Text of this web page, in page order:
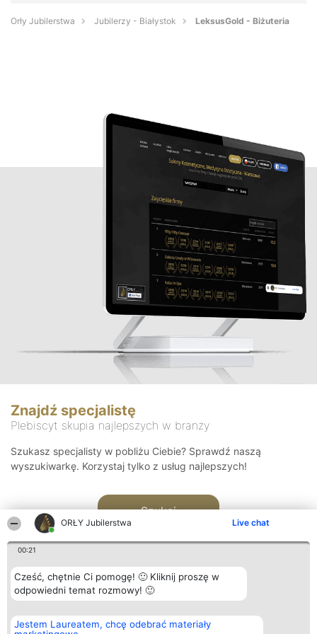
ORŁY Jubilerstwa Live chat
00:21
Cześć, chętnie Ci pomogę! 🙂 Kliknij proszę w
odpowiedni temat rozmowy! 🙂
Jestem Laureatem, chcę odebrać materiały
Orły Jubilerstwa Jubilerzy - Białystok LeksusGold - Biżuteria
Znajdź specjalistę
Plebiscyt skupia najlepszych w branży
Szukasz specjalisty w pobliżu Ciebie? Sprawdź naszą
wyszukiwarkę. Korzystaj tylko z usług najlepszych!
Szukaj
Organizator plebiscytu
Bright Side Solutions sp. z o.
Plebiscyt
Laureaci
Kontakt
Kontakt